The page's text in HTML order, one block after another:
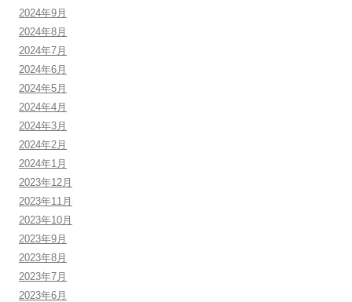
2024年9月
2024年8月
2024年7月
2024年6月
2024年5月
2024年4月
2024年3月
2024年2月
2024年1月
2023年12月
2023年11月
2023年10月
2023年9月
2023年8月
2023年7月
2023年6月